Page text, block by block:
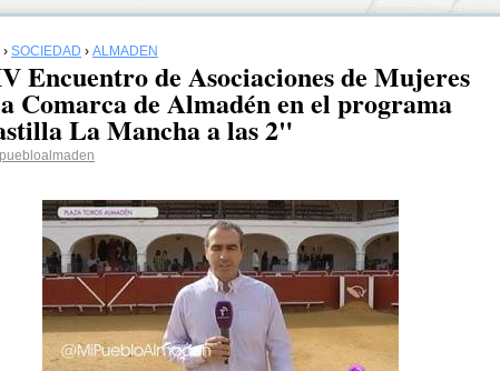
› SOCIEDAD › ALMADÉN
Encuentro de Asociaciones de Mujeres
Comarca de Almadén en el programa
La Mancha a las 2"